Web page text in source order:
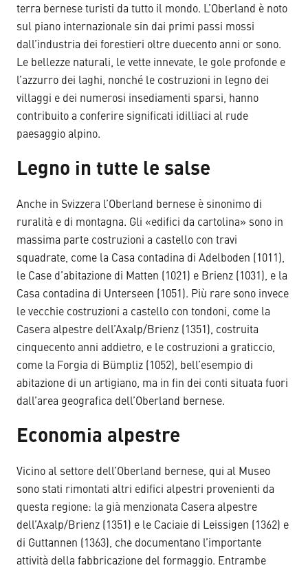
terra bernese turisti da tutto il mondo. L’Oberland è noto
sul piano internazionale sin dai primi passi mossi
dall’industria dei forestieri oltre duecento anni or sono.
Le bellezze naturali, le vette innevate, le gole profonde e
l’azzurro dei laghi, nonché le costruzioni in legno dei
villaggi e dei numerosi insediamenti sparsi, hanno
contribuito a conferire significati idilliaci al rude
paesaggio alpino.
Legno in tutte le salse
Anche in Svizzera l’Oberland bernese è sinonimo di
ruralità e di montagna. Gli «edifici da cartolina» sono in
massima parte costruzioni a castello con travi
squadrate, come la Casa contadina di Adelboden (1011),
le Case d’abitazione di Matten (1021) e Brienz (1031), e la
Casa contadina di Unterseen (1051). Più rare sono invece
le vecchie costruzioni a castello con tondoni, come la
Casera alpestre dell’Axalp/Brienz (1351), costruita
cinquecento anni addietro, e le costruzioni a graticcio,
come la Forgia di Bümpliz (1052), bell’esempio di
abitazione di un artigiano, ma in fin dei conti situata fuori
dall’area geografica dell’Oberland bernese.
Economia alpestre
Vicino al settore dell’Oberland bernese, qui al Museo
sono stati rimontati altri edifici alpestri provenienti da
questa regione: la già menzionata Casera alpestre
dell’Axalp/Brienz (1351) e le Caciaie di Leissigen (1362) e
di Guttannen (1363), che documentano l’importante
attività della fabbricazione del formaggio. Entrambe